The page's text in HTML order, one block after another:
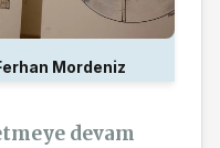
Mordeniz
devam